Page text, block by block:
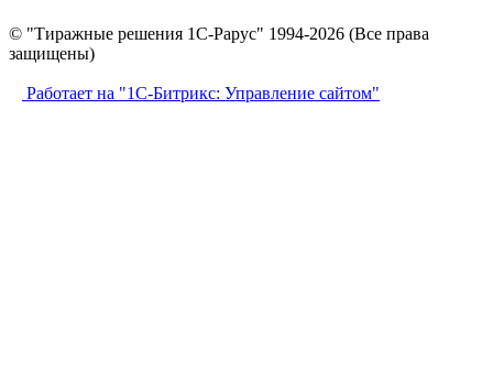
© "Тиражные решения 1С-Рарус" 1994-2026 (Все права
защищены)
Работает на "1С-Битрикс: Управление сайтом"